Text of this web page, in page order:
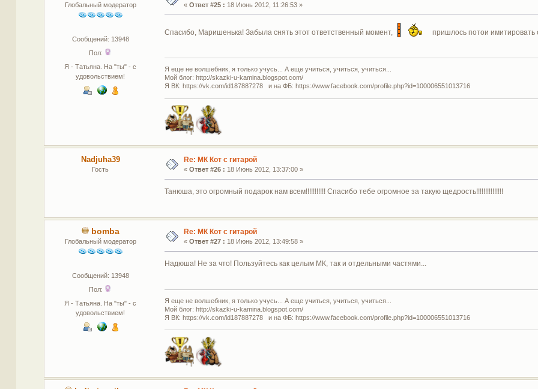
Глобальный модератор
Сообщений: 13948
Пол:
Я - Татьяна. На "ты" - с
удовольствием!
« Ответ #25 : 18 Июнь 2012, 11:26:53 »
Спасибо, Маришенька! Забыла снять этот ответственный момент, пришлось потои имитировать
Я еще не волшебник, я только учусь... А еще учиться, учиться, учиться...
Мой блог: http://skazki-u-kamina.blogspot.com/
Я ВК: https://vk.com/id187887278 и на ФБ: https://www.facebook.com/profile.php?id=100006551013716
Nadjuha39
Гость
Re: МК Кот с гитарой
« Ответ #26 : 18 Июнь 2012, 13:37:00 »
Танюша, это огромный подарок нам всем!!!!!!!!!!! Спасибо тебе огромное за такую щедрость!!!!!!!!!!!!!!!
bomba
Глобальный модератор
Сообщений: 13948
Пол:
Я - Татьяна. На "ты" - с
удовольствием!
Re: МК Кот с гитарой
« Ответ #27 : 18 Июнь 2012, 13:49:58 »
Надюша! Не за что! Пользуйтесь как целым МК, так и отдельными частями...
Я еще не волшебник, я только учусь... А еще учиться, учиться, учиться...
Мой блог: http://skazki-u-kamina.blogspot.com/
Я ВК: https://vk.com/id187887278 и на ФБ: https://www.facebook.com/profile.php?id=100006551013716